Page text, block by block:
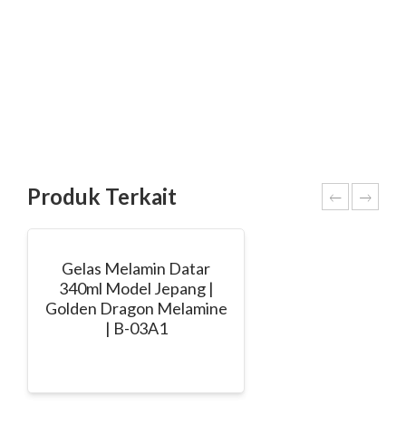
Produk Terkait
Gelas Melamin Datar
340ml Model Jepang |
Golden Dragon Melamine
| B-03A1